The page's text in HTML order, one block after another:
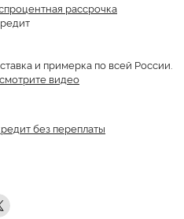
рассрочка
и примерка по всей России.
видео
без переплаты